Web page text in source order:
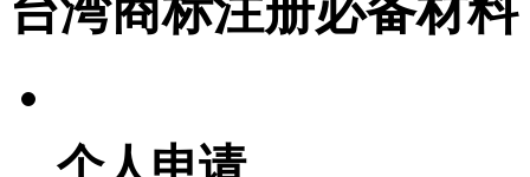
台湾商标注册必备材料